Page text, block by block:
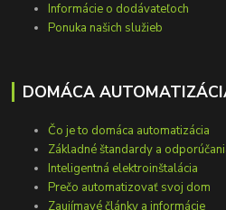
Informácie o dodávateľoch
Ponuka našich služieb
DOMÁCA
Čo je to domáca automatizácia
Základné štandardy a
Inteligentná elektroinštalácia
Prečo automatizovať svoj dom
Zaujímavé články a informácie